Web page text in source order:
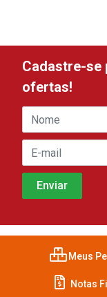
Cadastre-se
ofertas!
Meus
Notas